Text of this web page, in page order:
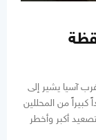
آسيا يشير إلى
كبيراً من المحللين
أكبر وأخطر